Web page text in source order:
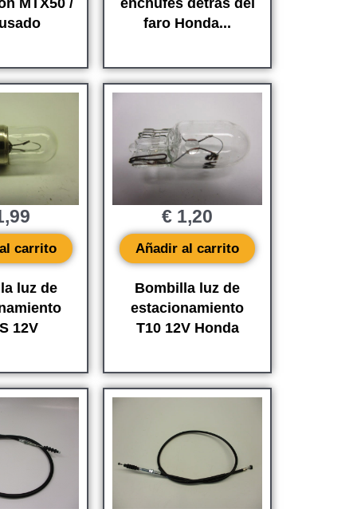
MTX50 /
enchufes detrás del
faro Honda...
luz de
12V
carrito
Bombilla luz de
estacionamiento
T10 12V Honda
€ 1,20
Añadir al carrito